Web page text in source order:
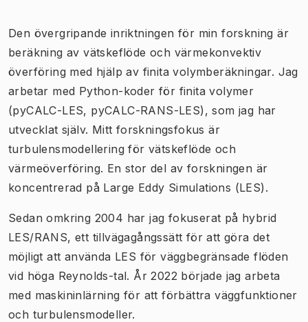
Den övergripande inriktningen för min forskning är
beräkning av vätskeflöde och värmekonvektiv
överföring med hjälp av finita volymberäkningar. Jag
arbetar med Python-koder för finita volymer
(pyCALC-LES, pyCALC-RANS-LES), som jag har
utvecklat själv. Mitt forskningsfokus är
turbulensmodellering för vätskeflöde och
värmeöverföring. En stor del av forskningen är
koncentrerad på Large Eddy Simulations (LES).
Sedan omkring 2004 har jag fokuserat på hybrid
LES/RANS, ett tillvägagångssätt för att göra det
möjligt att använda LES för väggbegränsade flöden
vid höga Reynolds-tal. År 2022 började jag arbeta
med maskininlärning för att förbättra väggfunktioner
och turbulensmodeller.